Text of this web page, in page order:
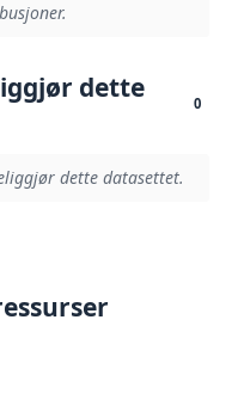
dette
0
dette datasettet.